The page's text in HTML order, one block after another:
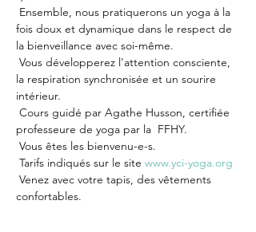
fois doux et dynamique dans le respect de
la bienveillance avec soi-même.
la respiration synchronisée et un sourire
intérieur.
professeure de yoga par la  FFHY.
Tarifs indiqués sur le site www.yci-yoga.org
confortables.